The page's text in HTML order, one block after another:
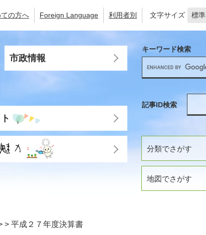
の方へ Foreign Language 利用者別 文字サイズ 標準
市政情報
分類でさがす
地図でさがす
キーワード検索
記事ID検索
> 平成２７年度決算書